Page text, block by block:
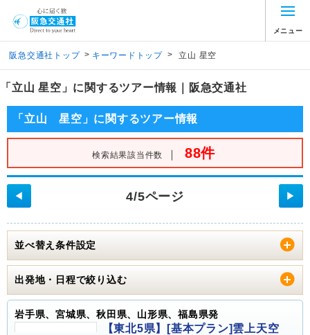
メニュー
阪急交通社トップ > キーワードトップ > 立山 星空
「立山 星空」に関するツアー情報｜阪急交通社
「立山 星空」に関するツアー情報
検索結果該当件数 ｜ 88件
4/5ページ
◀ ▶
並べ替え条件設定
出発地・日程で絞り込む
岩手県、宮城県、秋田県、山形県、福島県発
【東北5県】[基本プラン]雲上天空